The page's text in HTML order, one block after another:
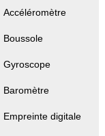
Accéléromètre
Boussole
Gyroscope
Baromètre
Empreinte digitale